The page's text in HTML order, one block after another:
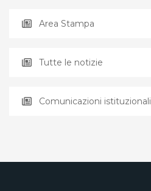
Area Stampa
Tutte le notizie
Comunicazioni istituzionali